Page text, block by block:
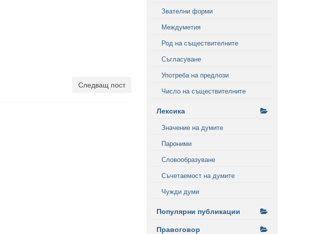
Следващ пост
Звателни форми
Междуметия
Род на съществителните
Съгласуване
Употреба на предлози
Число на съществителните
Лексика
Значение на думите
Пароними
Словообразуване
Съчетаемост на думите
Чужди думи
Популярни публикации
Правоговор